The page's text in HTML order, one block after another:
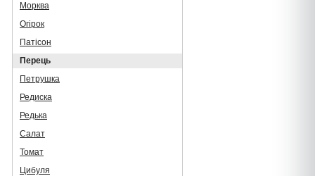
Морква
Огірок
Патісон
Перець
Петрушка
Редиска
Редька
Салат
Томат
Цибуля